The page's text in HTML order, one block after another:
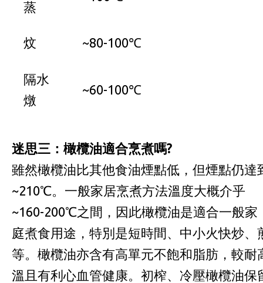
蒸
炆 ~80-100℃
隔水
燉
~60-100℃
迷思三：橄欖油適合烹煮嗎?
雖然橄欖油比其他食油煙點低，但煙點仍達
~210℃。一般家居烹煮方法溫度大概介乎
~160-200℃之間，因此橄欖油是適合一般家
庭煮食用途，特別是短時間、中小火快炒、
等。橄欖油亦含有高單元不飽和脂肪，較耐
溫且有利心血管健康。初榨、冷壓橄欖油保